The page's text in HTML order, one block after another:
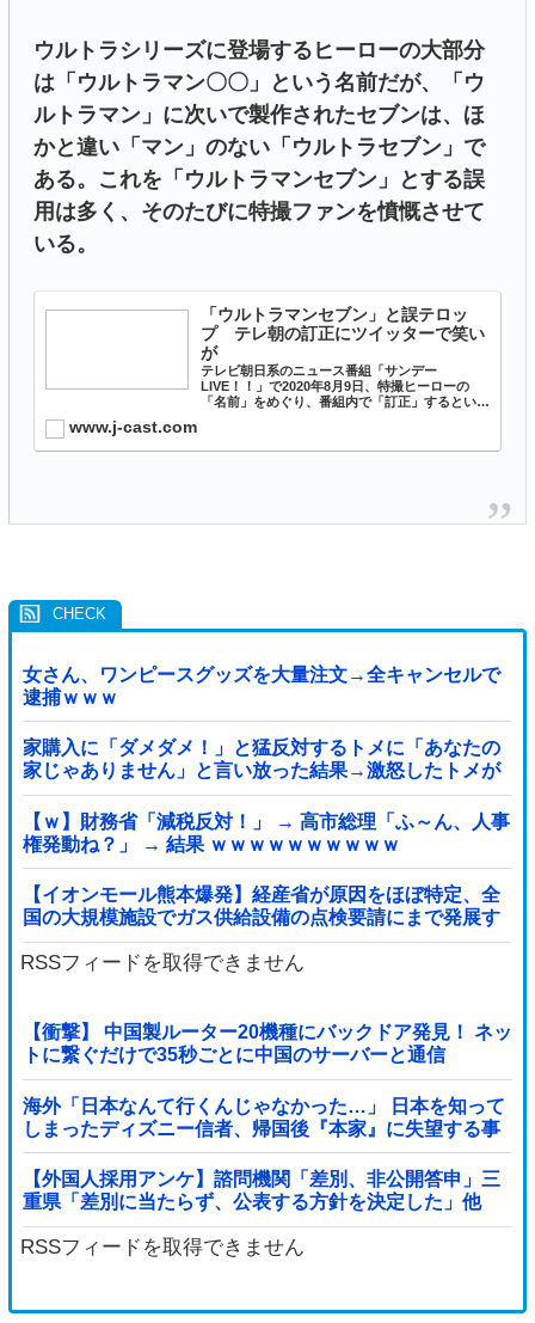
ウルトラシリーズに登場するヒーローの大部分
は「ウルトラマン〇〇」という名前だが、「ウ
ルトラマン」に次いで製作されたセブンは、ほ
かと違い「マン」のない「ウルトラセブン」で
ある。これを「ウルトラマンセブン」とする誤
用は多く、そのたびに特撮ファンを憤慨させて
いる。
「ウルトラマンセブン」と誤テロッ
プ テレ朝の訂正にツイッターで笑い
が
テレビ朝日系のニュース番組「サンデー
LIVE！！」で2020年8月9日、特撮ヒーローの
「名前」をめぐり、番組内で「訂正」するという
な面持ちで登場したア...
www.j-cast.com
女さん、ワンピースグッズを大量注文→全キャンセルで
逮捕ｗｗｗ
家購入に「ダメダメ！」と猛反対するトメに「あなたの
家じゃありません」と言い放った結果→激怒したトメが
自ら〇〇を口にして最高の展開へｗｗｗｗｗｗ
【ｗ】財務省「減税反対！」 → 高市総理「ふ～ん、人事
権発動ね？」 → 結果 ｗｗｗｗｗｗｗｗｗｗ
【イオンモール熊本爆発】経産省が原因をほぼ特定、全
国の大規模施設でガス供給設備の点検要請にまで発展す
る事態に・・・【PICKUP】
RSSフィードを取得できません
【衝撃】 中国製ルーター20機種にバックドア発見！ ネッ
トに繋ぐだけで35秒ごとに中国のサーバーと通信
海外「日本なんて行くんじゃなかった…」 日本を知って
しまったディズニー信者、帰国後『本家』に失望する事
態に
【外国人採用アンケ】諮問機関「差別、非公開答申」三
重県「差別に当たらず、公表する方針を決定した」他
RSSフィードを取得できません